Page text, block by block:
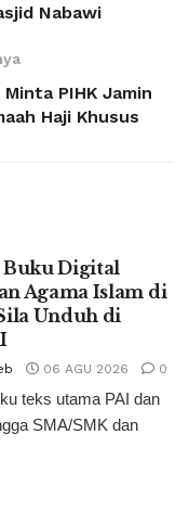
Nabawi
PIHK Jamin
Haji Khusus
Digital
Agama Islam di
Unduh di
06 AGU 2026 0
teks utama PAI dan
SMA/SMK dan